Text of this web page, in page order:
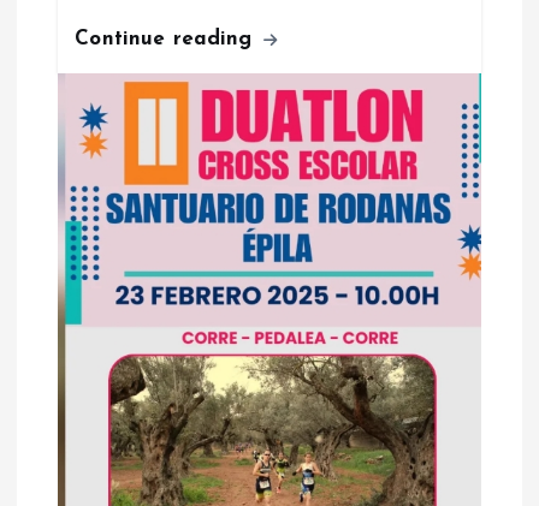
Continue reading